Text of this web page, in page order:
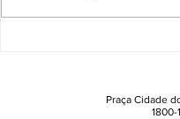
Espreite seis peças
Praça Cidade
1800-